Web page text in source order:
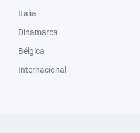
Italia
Dinamarca
Bélgica
Internacional